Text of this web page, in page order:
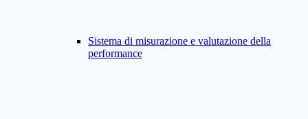
Sistema di misurazione e valutazione della
performance